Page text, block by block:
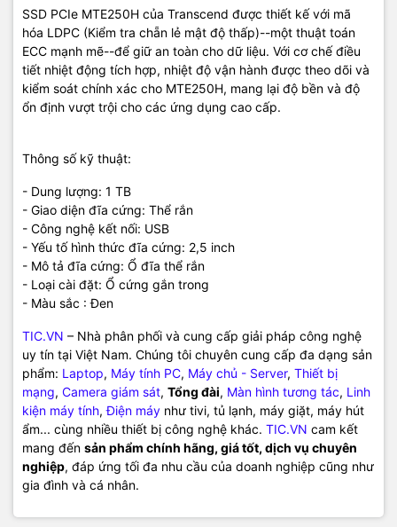
SSD PCIe MTE250H của Transcend được thiết kế với mã
hóa LDPC (Kiểm tra chẵn lẻ mật độ thấp)--một thuật toán
ECC mạnh mẽ--để giữ an toàn cho dữ liệu. Với cơ chế điều
tiết nhiệt động tích hợp, nhiệt độ vận hành được theo dõi và
kiểm soát chính xác cho MTE250H, mang lại độ bền và độ
ổn định vượt trội cho các ứng dụng cao cấp.
Thông số kỹ thuật:
- Dung lượng: 1 TB
- Giao diện đĩa cứng: Thể rắn
- Công nghệ kết nối: USB
- Yếu tố hình thức đĩa cứng: 2,5 inch
- Mô tả đĩa cứng: Ổ đĩa thể rắn
- Loại cài đặt: Ổ cứng gắn trong
- Màu sắc : Đen
TIC.VN – Nhà phân phối và cung cấp giải pháp công nghệ
uy tín tại Việt Nam. Chúng tôi chuyên cung cấp đa dạng sản
phẩm: Laptop, Máy tính PC, Máy chủ - Server, Thiết bị
mạng, Camera giám sát, Tổng đài, Màn hình tương tác, Linh
kiện máy tính,Điện máy như tivi, tủ lạnh, máy giặt, máy hút
ẩm... cùng nhiều thiết bị công nghệ khác. TIC.VN cam kết
mang đến sản phẩm chính hãng, giá tốt, dịch vụ chuyên
nghiệp, đáp ứng tối đa nhu cầu của doanh nghiệp cũng như
gia đình và cá nhân.